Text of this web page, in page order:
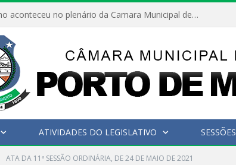
Hoje dia 05 de julho aconteceu no plenário da Camara Municipal de Porto de Moz a Sessão Solene de Abertura dos Trabalhos Legislativos 2º Período da 23ª Legislatura
ATIVIDADES DO LEGISLATIVO SESSÕES
ATA DA 11ª SESSÃO ORDINÁRIA, DE 24 DE MAIO DE 2021